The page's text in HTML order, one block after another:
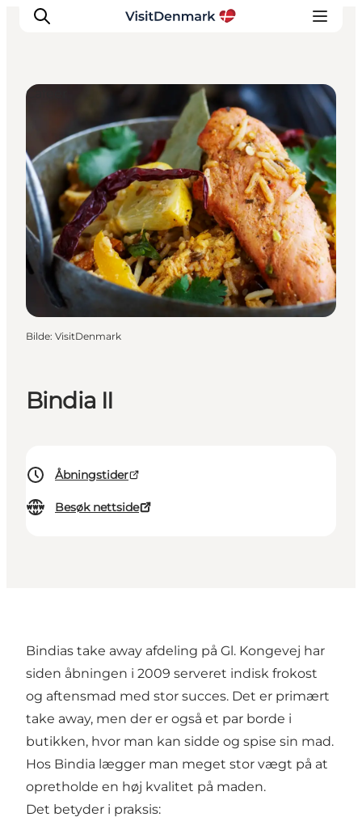
Inspirasjon
Reisemål
Aktiviteter
Overnatting
Planlegg reisen
Bindia II
Åbningstider
Besøk nettside
Cafeer
Bilde: VisitDenmark
Bindias take away afdeling på Gl. Kongevej har
siden åbningen i 2009 serveret indisk frokost
og aftensmad med stor succes. Det er primært
take away, men der er også et par borde i
butikken, hvor man kan sidde og spise sin mad.
Hos Bindia lægger man meget stor vægt på at
opretholde en høj kvalitet på maden.
Det betyder i praksis: